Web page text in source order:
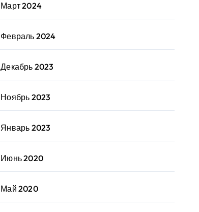
Март 2024
Февраль 2024
Декабрь 2023
Ноябрь 2023
Январь 2023
Июнь 2020
Май 2020